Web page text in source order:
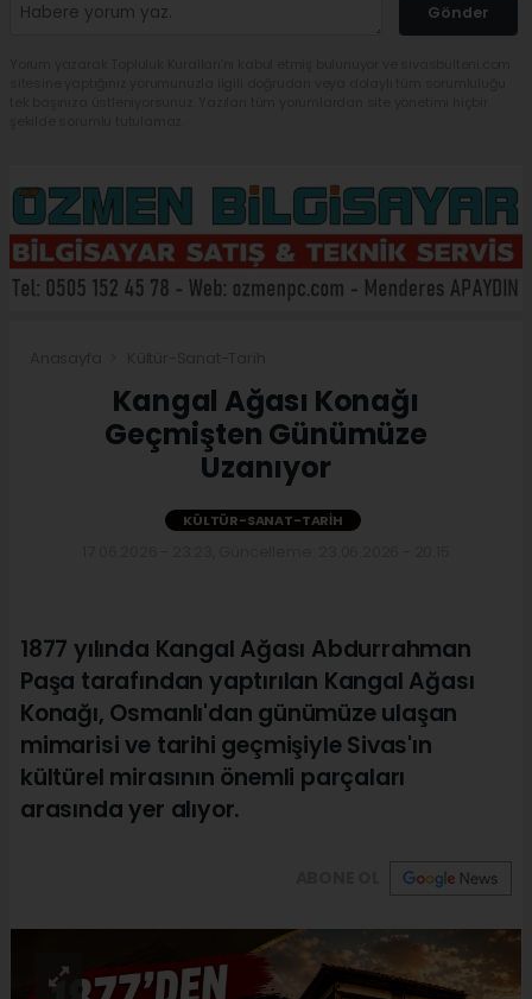
Gönder
Kangal Ağası Konağı
Geçmişten Günümüze
Uzanıyor
KÜLTÜR-SANAT-TARIH
1877 yılında Kangal Ağası Abdurrahman
Paşa tarafından yaptırılan Kangal Ağası
Konağı, Osmanlı'dan günümüze ulaşan
mimarisi ve tarihi geçmişiyle Sivas'ın
kültürel mirasının önemli parçaları
arasında yer alıyor.